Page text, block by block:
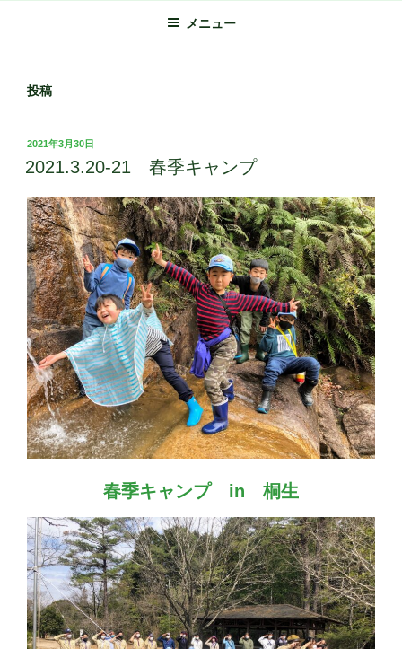
メニュー
投稿
投
稿
日:
2021年3月30日
2021.3.20-21 春季キャンプ
春季キャンプ in 桐生